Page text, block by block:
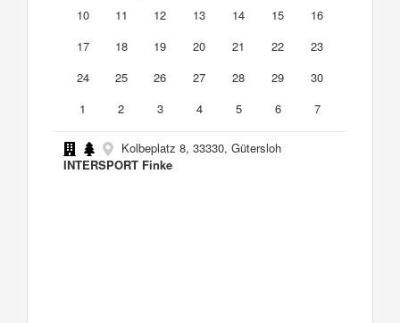
10
11 12 13 14 15
16
17
18 19 20 21 22
23
24
25 26 27 28 29
30
1
2 3 4 5 6 7
Kolbeplatz 8, 33330, Gütersloh
INTERSPORT Finke